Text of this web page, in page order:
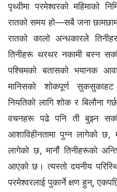
पृथ्वीमा परमेश्‍वरको महिमाको
रातको समय हो—सबै जना
रातको कालो अन्धकारले
तिनीहरू थरथर नकामी बस्न
पश्चिमको बतासको भयानक
मानिसको शोकपूर्ण
नियतिको लागि शोक र बिलौना
वचनहरू पढे पनि ती बुझ्न
आशाविहीनतामा पुग्न लागेको छ,
लागेको छ, मानौं तिनीहरूको
आएको छ। त्यस्तो दयनीय
परमेश्‍वरलाई पुकार्ने क्षण हुन्,